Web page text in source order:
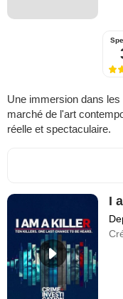
Une immersion dans
marché de l'art
réelle et spectaculaire.
I